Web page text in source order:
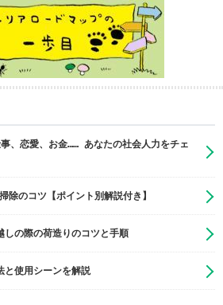
事、恋愛、お金…… あなたの社会人力をチェ
除のコツ【ポイント別解説付き】
の際の荷造りのコツと手順
使用シーンを解説